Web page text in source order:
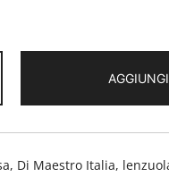
, Di Maestro Italia,